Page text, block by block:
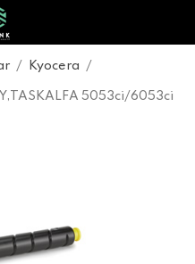
/ Kyocera
/
5053ci/6053ci